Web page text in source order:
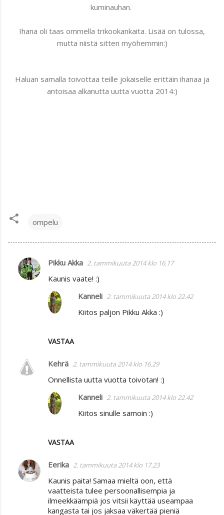
kuminauhan.
Ihana oli taas ommella trikookankaita. Lisää on tulossa,
mutta niistä sitten myöhemmin:)
Haluan samalla toivottaa teille jokaiselle erittäin ihanaa ja
antoisaa alkanutta uutta vuotta 2014:)
ompelu
K
o
Pikku Akka 2. tammikuuta 2014 klo 16.17
Kaunis vaate! :)
VASTAA
Kanneli 2. tammikuuta 2014 klo 22.42
Kiitos paljon Pikku Akka :)
Kehrä 2. tammikuuta 2014 klo 16.29
Onnellista uutta vuotta toivotan! :)
VASTAA
Kanneli 2. tammikuuta 2014 klo 22.42
Kiitos sinulle samoin :)
Eerika 2. tammikuuta 2014 klo 17.23
Kaunis paita! Samaa mieltä oon, että
vaatteista tulee persoonallisempia ja
ilmeekkäämpiä jos vitsii käyttää useampaa
kangasta tai jos jaksaa väkertää pieniä